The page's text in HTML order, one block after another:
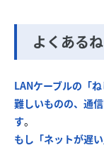
よくある
LANケーブルの「
難しいものの、通
す。
もし「ネットが遅